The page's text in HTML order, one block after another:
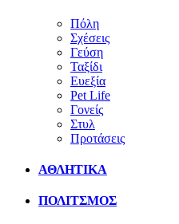
Πόλη
Σχέσεις
Γεύση
Ταξίδι
Ευεξία
Pet Life
Γονείς
Στυλ
Προτάσεις
ΑΘΛΗΤΙΚΑ
ΠΟΛΙΤΣΜΟΣ